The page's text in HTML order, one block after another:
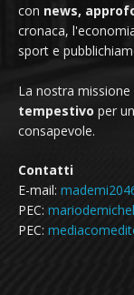
con news,
cronaca,
sport e
La nostra
tempestivo per
consapevole.
Contatti
E-mail:
PEC:
PEC: